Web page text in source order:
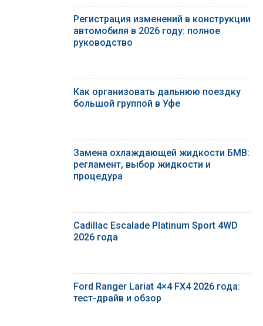
Регистрация изменений в конструкции
автомобиля в 2026 году: полное
руководство
Как организовать дальнюю поездку
большой группой в Уфе
Замена охлаждающей жидкости БМВ:
регламент, выбор жидкости и
процедура
Cadillac Escalade Platinum Sport 4WD
2026 года
Ford Ranger Lariat 4×4 FX4 2026 года:
тест-драйв и обзор